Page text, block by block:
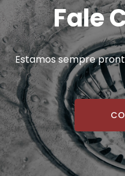
Fale
Estamos sempre